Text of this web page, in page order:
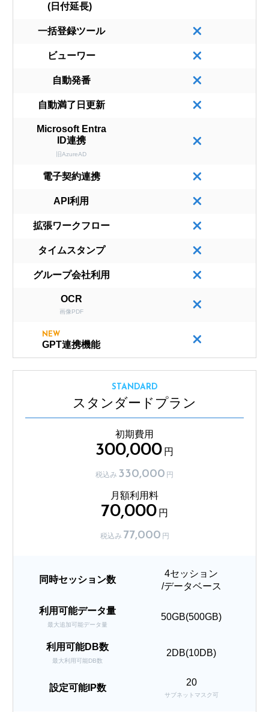
(日付延長)
一括登録ツール
ビューワー
自動発番
自動満了日更新
Microsoft Entra
ID連携
旧AzureAD
電子契約連携
API利用
拡張ワークフロー
タイムスタンプ
グループ会社利用
OCR
画像PDF
NEW
GPT連携機能
STANDARD
スタンダードプラン
初期費用
300,000 円
税込み 330,000 円
月額利用料
70,000 円
税込み 77,000 円
同時セッション数
4セッション
/データベース
利用可能データ量
最大追加可能データ量
50GB(500GB)
利用可能DB数
最大利用可能DB数
2DB(10DB)
設定可能IP数
20
サブネットマスク可